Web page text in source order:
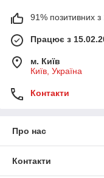
91% позитивних з
Працює з
м. Київ
Київ, Україна
Контакти
Про нас
Контакти